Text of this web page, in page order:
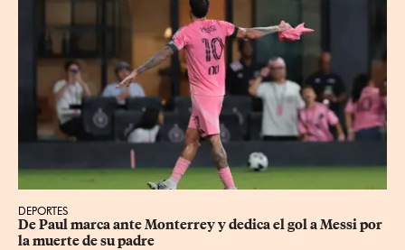
DEPORTES
De Paul marca ante Monterrey y dedica el gol a Messi por
la muerte de su padre